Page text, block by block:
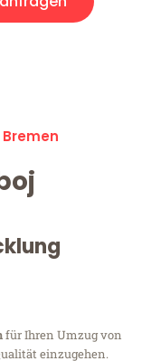
für Ihren Umzug von
einzugehen.